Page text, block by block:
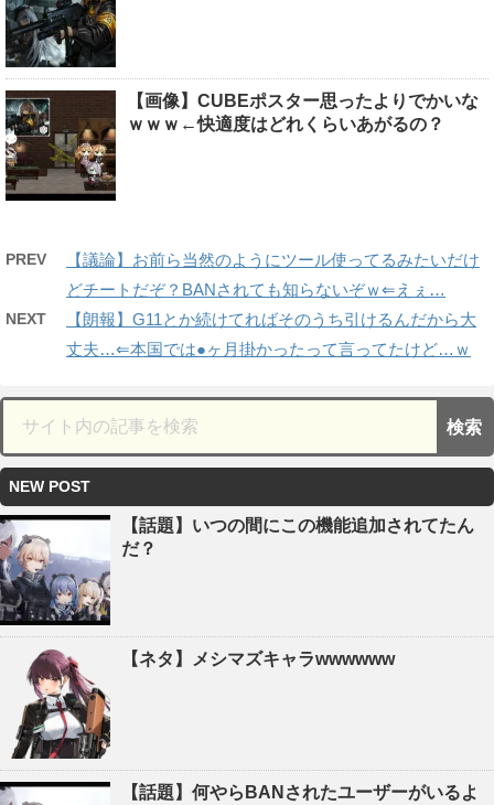
【画像】CUBEポスター思ったよりでかいな
ｗｗｗ←快適度はどれくらいあがるの？
PREV
【議論】お前ら当然のようにツール使ってるみたいだけ
どチートだぞ？BANされても知らないぞｗ⇐えぇ…
NEXT
【朗報】G11とか続けてればそのうち引けるんだから大
丈夫…⇐本国では●ヶ月掛かったって言ってたけど…ｗ
NEW POST
【話題】いつの間にこの機能追加されてたん
だ？
【ネタ】メシマズキャラwwwwww
【話題】何やらBANされたユーザーがいるよ